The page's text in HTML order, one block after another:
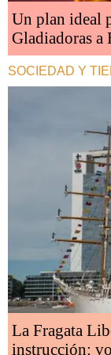
Un plan ideal
Gladiadoras a
SOCIEDAD Y
La Fragata
instrucción: